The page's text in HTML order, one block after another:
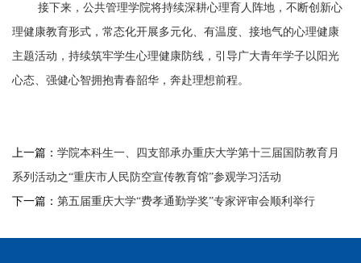
接下来 ， 公共管理学院将持续深耕心理育人阵地，不断创新心
理健康教育形式，常态化开展多元化、有温度、接地气的心理健康
主题活动， 持续筑牢学生心理健康防线，引导广大青年学子以阳光
心态、强健心智拥抱青春韶华，奔赴理想前程。
上一篇： 学院本科生一、四支部承办重庆大学第十三届国防教育月
系列活动之“重庆市人民防空宣传教育馆”参观学习活动
下一篇： 第五届重庆大学“费孝通勤学奖”专家评审会顺利举行